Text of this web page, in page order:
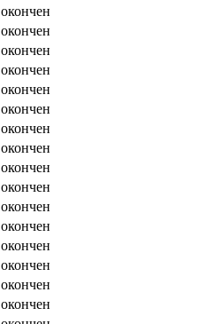
окончен
окончен
окончен
окончен
окончен
окончен
окончен
окончен
окончен
окончен
окончен
окончен
окончен
окончен
окончен
окончен